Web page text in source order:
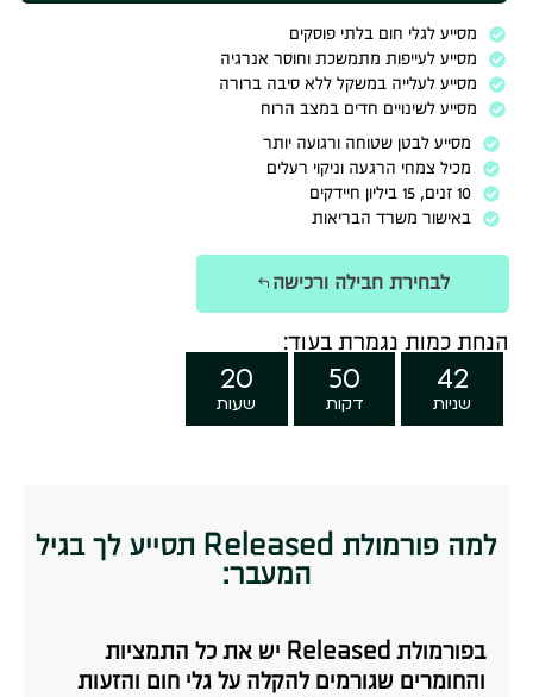
מסייע לגלי חום בלתי פוסקים
מסייע לעייפות מתמשכת וחוסר אנרגיה
מסייע לעלייה במשקל ללא סיבה ברורה
מסייע לשינויים חדים במצב הרוח
מסייע לבטן שטוחה ורגועה יותר
מכיל צמחי הרגעה וניקוי רעלים
10 זנים, 15 ביליון חיידקים
באישור משרד הבריאות
לבחירת חבילה ורכישה
20
שעות
50
דקות
40
שניות
הנחת כמות נגמרת בעוד:
למה פורמולת Released תסייע לך בגיל
המעבר:
בפורמולת Released יש את כל התמציות
והחומרים שגורמים להקלה על גלי חום והזעות